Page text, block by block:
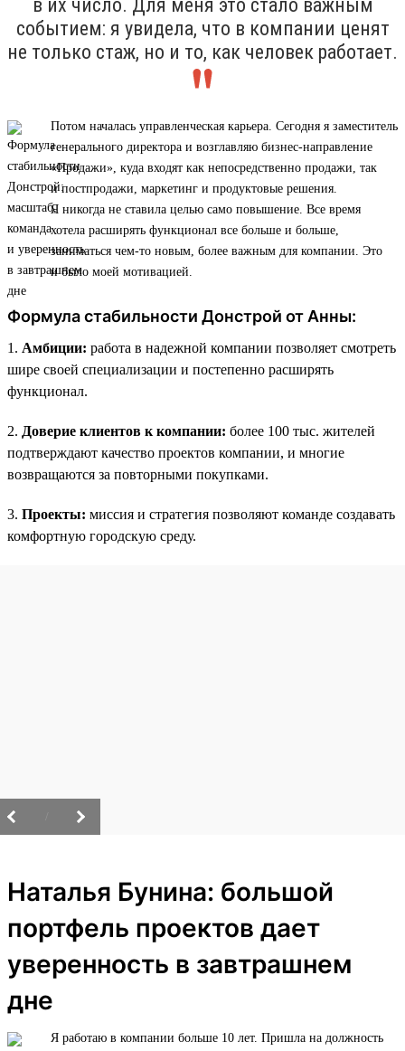
в их число. Для меня это стало важным
событием: я увидела, что в компании ценят
не только стаж, но и то, как человек работает.
Потом началась управленческая карьера. Сегодня я заместитель
генерального директора и возглавляю бизнес-направление
«Продажи», куда входят как непосредственно продажи, так
и постпродажи, маркетинг и продуктовые решения.
Я никогда не ставила целью само повышение. Все время
хотела расширять функционал все больше и больше,
заниматься чем-то новым, более важным для компании. Это
и было моей мотивацией.
Формула стабильности Донстрой от Анны:
1. Амбиции: работа в надежной компании позволяет смотреть
шире своей специализации и постепенно расширять
функционал.
2. Доверие клиентов к компании: более 100 тыс. жителей
подтверждают качество проектов компании, и многие
возвращаются за повторными покупками.
3. Проекты: миссия и стратегия позволяют команде создавать
комфортную городскую среду.
Наталья Бунина: большой
портфель проектов дает
уверенность в завтрашнем
дне
Я работаю в компании больше 10 лет. Пришла на должность